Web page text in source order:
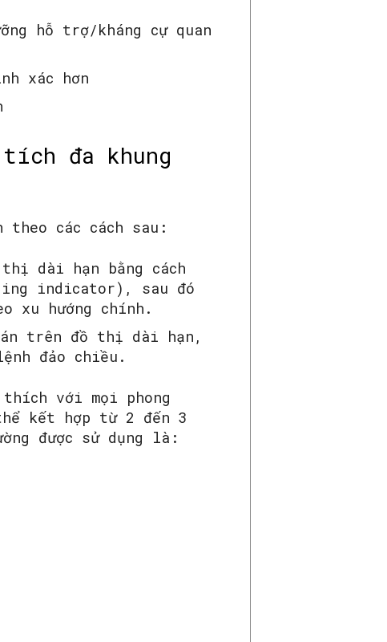
hỗ trợ/kháng cự quan
xác hơn
đa khung
các cách sau:
dài hạn bằng cách
indicator), sau đó
xu hướng chính.
trên đồ thị dài hạn,
đảo chiều.
với mọi phong
kết hợp từ 2 đến 3
được sử dụng là: